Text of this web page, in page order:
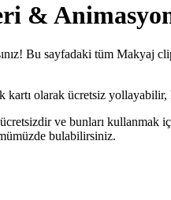
&
Bu sayfadaki tüm Makyaj
olarak ücretsiz
ve bunları kullanmak
bulabilirsiniz.